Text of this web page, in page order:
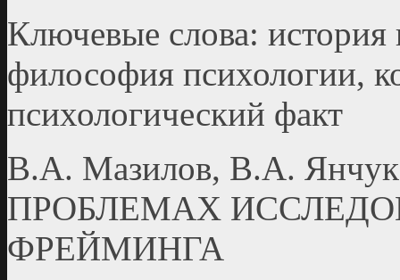
Ключевые слова: история
философия психологии,
психологический факт
В.А. Мазилов, В.А.
ПРОБЛЕМАХ
ФРЕЙМИНГА